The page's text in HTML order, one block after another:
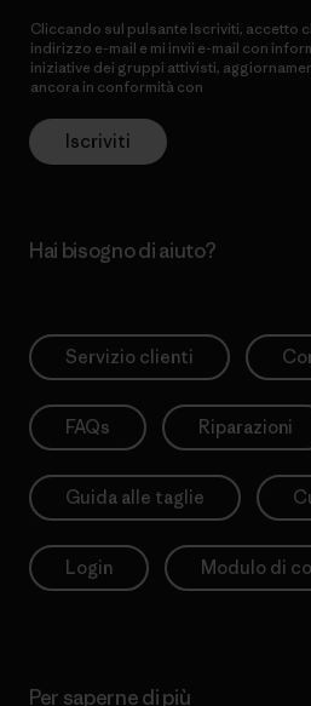
Cliccando sul pulsante Iscriviti, accetto
indirizzo e-mail e mi invii e-mail con
iniziative dei gruppi attivisti,
ancora in conformità con
Iscriviti
Hai bisogno di aiuto?
Servizio clienti
FAQs Riparazioni
Guida alle taglie
Login Modulo di
Per saperne di più